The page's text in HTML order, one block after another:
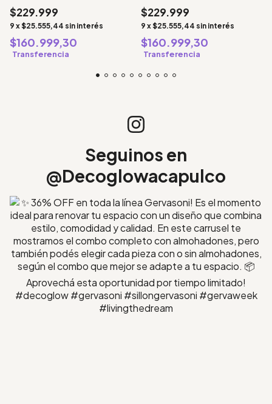
$229.999
9 x$25.555,44 sin interés
$160.999,30
Transferencia
$229.999
9 x$25.555,44 sin interés
$160.999,30
Transferencia
Seguinos en
@Decoglowacapulco